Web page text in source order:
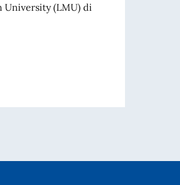
University (LMU) di
dialogo italo-tedesco tra industria e